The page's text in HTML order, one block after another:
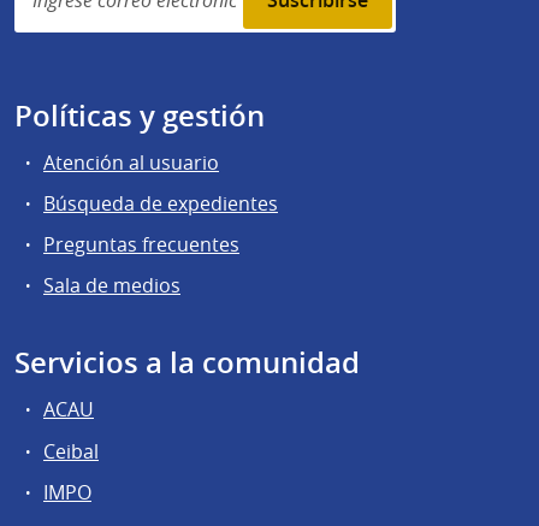
Políticas y gestión
Atención al usuario
Búsqueda de expedientes
Preguntas frecuentes
Sala de medios
Servicios a la comunidad
ACAU
Ceibal
IMPO